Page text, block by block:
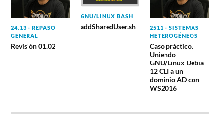
24.13 - REPASO
GENERAL
Revisión 01.02
GNU/LINUX BASH
addSharedUser.sh
2511 - SISTEMAS
HETEROGÉNEOS
Caso práctico.
Uniendo
GNU/Linux Debia
12 CLI a un
dominio AD con
WS2016